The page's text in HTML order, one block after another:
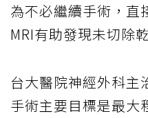
為不必繼續手術，直
MRI有助發現未切除
台大醫院神經外科主
手術主要目標是最大